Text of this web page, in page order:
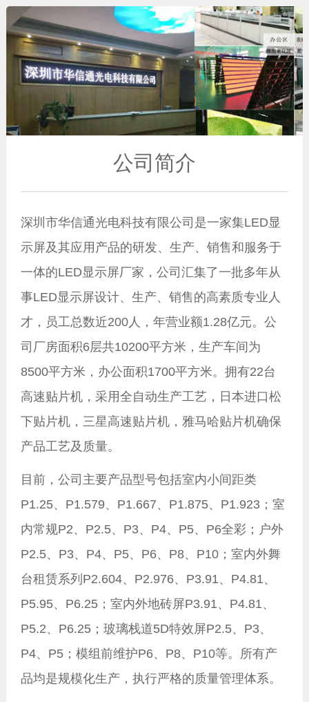
公司简介
深圳市华信通光电科技有限公司是一家集LED显
示屏及其应用产品的研发、生产、销售和服务于
一体的LED显示屏厂家，公司汇集了一批多年从
事LED显示屏设计、生产、销售的高素质专业人
才，员工总数近200人，年营业额1.28亿元。公
司厂房面积6层共10200平方米，生产车间为
8500平方米，办公面积1700平方米。拥有22台
高速贴片机，采用全自动生产工艺，日本进口松
下贴片机，三星高速贴片机，雅马哈贴片机确保
产品工艺及质量。
目前，公司主要产品型号包括室内小间距类
P1.25、P1.579、P1.667、P1.875、P1.923；室
内常规P2、P2.5、P3、P4、P5、P6全彩；户外
P2.5、P3、P4、P5、P6、P8、P10；室内外舞
台租赁系列P2.604、P2.976、P3.91、P4.81、
P5.95、P6.25；室内外地砖屏P3.91、P4.81、
P5.2、P6.25；玻璃栈道5D特效屏P2.5、P3、
P4、P5；模组前维护P6、P8、P10等。 所有产
品均是规模化生产，执行严格的质量管理体系。